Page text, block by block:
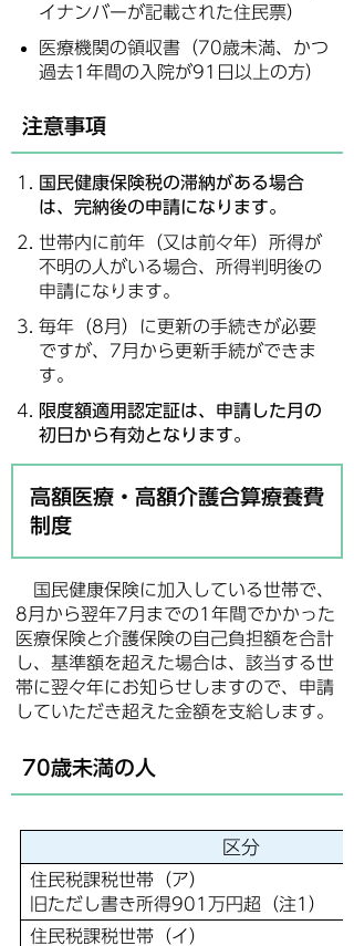
イナンバーが記載された住民票）
医療機関の領収書（70歳未満、かつ
過去1年間の入院が91日以上の方）
注意事項
国民健康保険税の滞納がある場合
は、完納後の申請になります。
世帯内に前年（又は前々年）所得が
不明の人がいる場合、所得判明後の
申請になります。
毎年（8月）に更新の手続きが必要
ですが、7月から更新手続ができま
す。
限度額適用認定証は、申請した月の
初日から有効となります。
高額医療・高額介護合算療養費
制度
国民健康保険に加入している世帯で、
8月から翌年7月までの1年間でかかった
医療保険と介護保険の自己負担額を合計
し、基準額を超えた場合は、該当する世
帯に翌々年にお知らせしますので、申請
していただき超えた金額を支給します。
70歳未満の人
区分
住民税課税世帯（ア）
旧ただし書き所得901万円超（注1）
住民税課税世帯（イ）